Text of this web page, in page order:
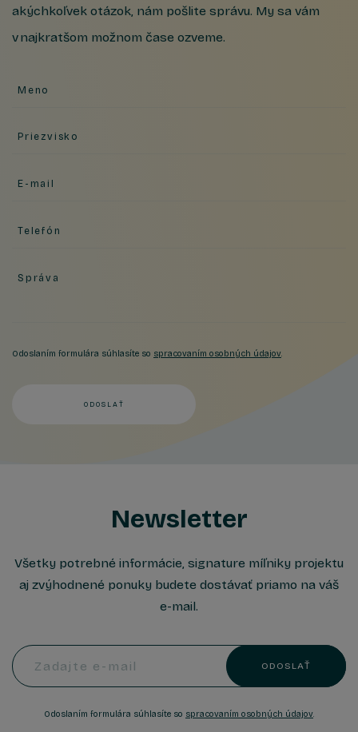
akýchkoľvek otázok, nám pošlite správu. My sa vám
v najkratšom možnom čase ozveme.
Meno
Priezvisko
E-mail
Telefón
Správa
Odoslaním formulára súhlasíte so spracovaním osobných údajov.
ODOSLAŤ
Newsletter
Všetky potrebné informácie, signature míľniky projektu
aj zvýhodnené ponuky budete dostávať priamo na váš
e-mail.
Zadajte e-mail ODOSLAŤ
Odoslaním formulára súhlasíte so spracovaním osobných údajov.